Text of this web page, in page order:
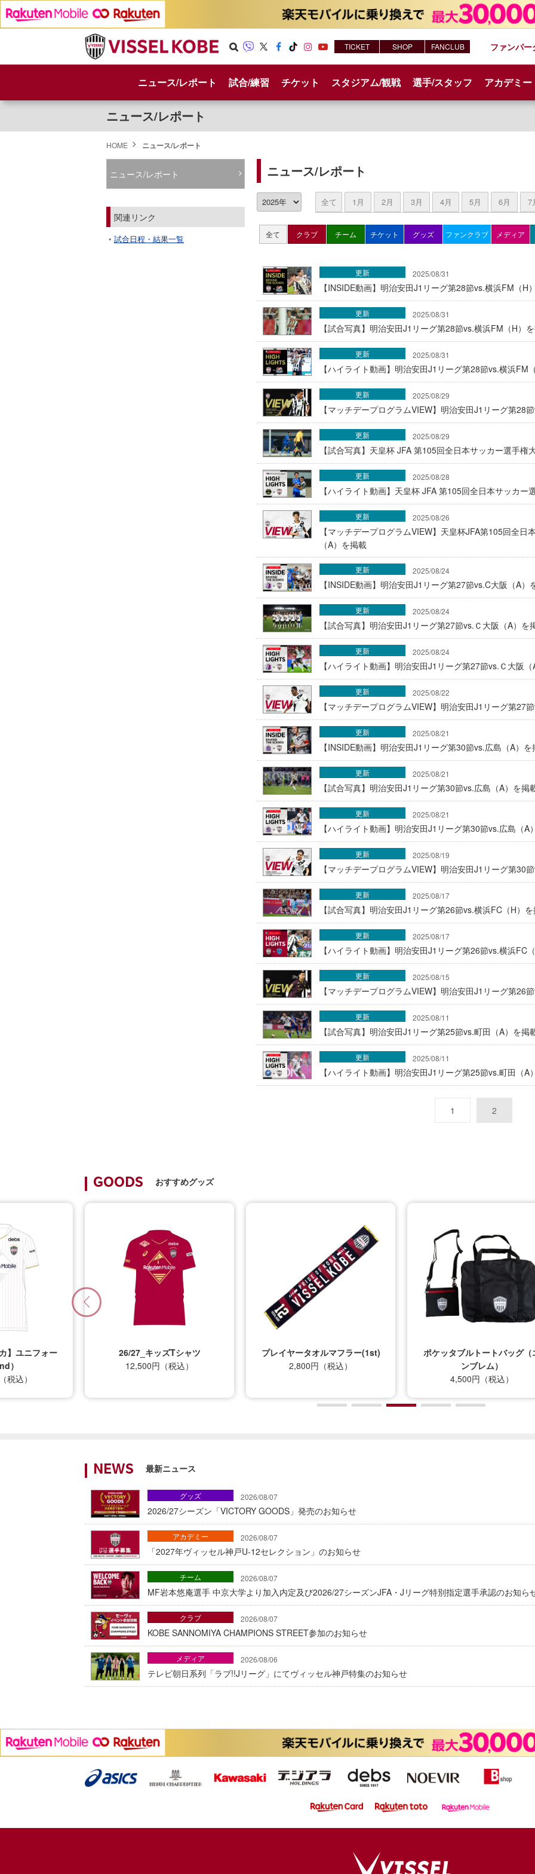
h
am e
ニュース/レポート 試合/練習 チケット スタジアム/観戦 選手/スタッフ アカデミー
ファンパー
TICKET SHOP FANCLUB
ニュース/レポート
HOME ニュース/レポート
ニュース/レポート
全て 1月 2月 3月 4月 5月 6月 7
全て クラブ チーム チケット グッズ ファンクラブ メディア
2025/08/31
【INSIDE動画】明治安田J1リーグ第28節vs.横浜FM（H
更新
2025/08/31
【試合写真】明治安田J1リーグ第28節vs.横浜FM（H）
更新
2025/08/31
【ハイライト動画】明治安田J1リーグ第28節vs.横浜FM
更新
2025/08/29
【マッチデープログラムVIEW】明治安田J1リーグ第28
更新
2025/08/29
【試合写真】天皇杯 JFA 第105回全日本サッカー選手権
更新
2025/08/28
【ハイライト動画】天皇杯 JFA 第105回全日本サッカ
更新
2025/08/26
【マッチデープログラムVIEW】天皇杯JFA第105回全
（A）を掲載
更新
2025/08/24
【INSIDE動画】明治安田J1リーグ第27節vs.C大阪（A）
更新
2025/08/24
【試合写真】明治安田J1リーグ第27節vs.Ｃ大阪（A）を
更新
2025/08/24
【ハイライト動画】明治安田J1リーグ第27節vs.Ｃ大阪
更新
2025/08/22
【マッチデープログラムVIEW】明治安田J1リーグ第27
更新
2025/08/21
【INSIDE動画】明治安田J1リーグ第30節vs.広島（A）
更新
2025/08/21
【試合写真】明治安田J1リーグ第30節vs.広島（A）を掲
更新
2025/08/21
【ハイライト動画】明治安田J1リーグ第30節vs.広島（A
更新
2025/08/19
【マッチデープログラムVIEW】明治安田J1リーグ第30
更新
2025/08/17
【試合写真】明治安田J1リーグ第26節vs.横浜FC（H）
更新
2025/08/17
【ハイライト動画】明治安田J1リーグ第26節vs.横浜FC
更新
2025/08/15
【マッチデープログラムVIEW】明治安田J1リーグ第26
更新
2025/08/11
【試合写真】明治安田J1リーグ第25節vs.町田（A）を掲
更新
2025/08/11
【ハイライト動画】明治安田J1リーグ第25節vs.町田（A
更新
1 2
ニュース/レポート
関連リンク
試合日程・結果一覧
GOODS おすすめグッズ
】ユニフォー
）
税込）
26/27_キッズTシャツ
12,500円（税込）
プレイヤータオルマフラー(1st)
2,800円（税込）
ポケッタブルトートバッグ（
ンブレム）
4,500円（税込）
NEWS 最新ニュース
2026/08/07
2026/27シーズン「VICTORY GOODS」発売のお知らせ
グッズ
2026/08/07
「2027年ヴィッセル神戸U-12セレクション」のお知らせ
アカデミー
2026/08/07
MF岩本悠庵選手 中京大学より加入内定及び2026/27シーズンJFA・Jリーグ特別指定選手承認のお知ら
チーム
2026/08/07
KOBE SANNOMIYA CHAMPIONS STREET参加のお知らせ
クラブ
2026/08/06
テレビ朝日系列「ラブ!!Jリーグ」にてヴィッセル神戸特集のお知らせ
メディア